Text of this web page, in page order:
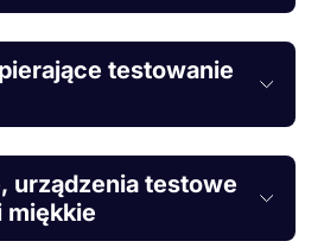
testowanie
urządzenia testowe
miękkie